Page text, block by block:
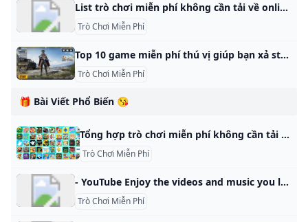
List trò chơi miễn phí không cần tải về online 2022 Bạn nghĩ rằng chơi game thì cần một cấu hình máy mạnh? Hoặc dung lượng bộ nhớ phải nhiều? Đừng lo, nếu bạn muốn giải trí mà không có dàn máy xịn hoặc bộ nhớ có hạn thì vẫn có một số trò chơi miễn phí không cần tải về chơi trên PC/laptop dưới đây! Bạn nghĩ rằng chơi game thì cần một cấu hình máy mạnh? Hoặc dung lượng bộ nhớ phải nhiều?
Trò Chơi Miễn Phí
Top 10 game miễn phí thú vị giúp bạn xả stress tức thì Nếu bạn đang tìm kiếm những game miễn phí để xả stress tức thì thì đây là 10 game vui miễn phí đáng chơi nhất 2022.
Trò Chơi Miễn Phí
🎁 Bài Viết Phổ Biến 😘
Tổng hợp trò chơi miễn phí không cần tải về và chơi ngay Trải nghiệm các trò chơi miễn phí nhưng không cần tải là phương án được nhiều tín đồ lựa chọn. Bạn có thể thực hiện điều này qua gợi ý sau. Được biết, Y8 chính là một trong những nền tảng sở hữu số lượng trò chơi trực tuyến lớn nhất hiện nay. Đến với nền tảng này, bạn có thể chọn một số tựa game nổi bật sau: Đào Vàng Đào Vàng là một trong những trò chơi kinh điển và phổ biến nhất trong làng game trực tuyến.
Trò Chơi Miễn Phí
- YouTube Enjoy the videos and music you love, upload original content, and share it all with friends, family, and the world on YouTube.
Trò Chơi Miễn Phí